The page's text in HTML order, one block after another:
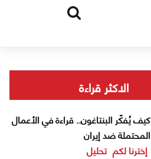
الاكثر قراءة
كيف يُفكّر البنتاغون.. قراءة في الأعمال
المحتملة ضد إيران
إخترنا لكم تحليل